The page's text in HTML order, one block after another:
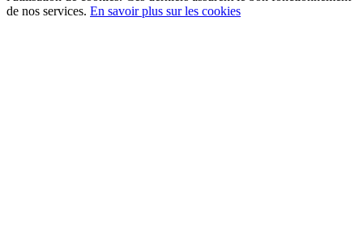
de nos services. En savoir plus sur les cookies